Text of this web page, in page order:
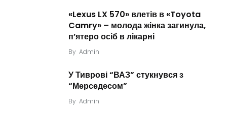
«Lexus LX 570» влетів в «Toyota
Camry» – молода жінка загинула,
п’ятеро осіб в лікарні
By Admin
У Тиврові “ВАЗ” стукнувся з
“Мерседесом”
By Admin